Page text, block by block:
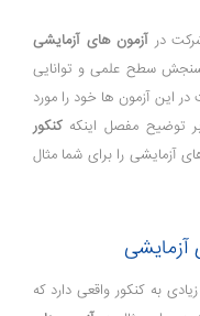
درآزمون های آزمایشی
سنجش سطح علمی و توانایی
در این آزمون ها خود را مورد
بر توضیح مفصل اینکهکنکور
آزمایشی را برای شما مثال
آزمایشی
به کنکور واقعی دارد که